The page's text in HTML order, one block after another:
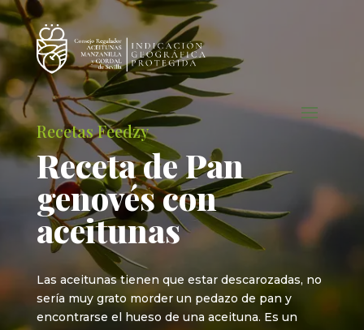
Recetas Feedzy
Receta de Pan
genovés con
aceitunas
Las aceitunas tienen que estar descarozadas, no
sería muy grato morder un pedazo de pan y
encontrarse el hueso de una aceituna. Es un